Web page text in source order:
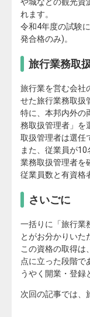
れます。
令和4年度の試験
発合格のみ)。
旅行業務取
旅行業を営む会社
せた旅行業務取扱
特に、本邦内外の
務取扱管理者」を
取扱管理者は選任
また、従業員が
業務取扱管理者を
従業員数と有資格
さいごに
一括りに「旅行業
とがお分かりいた
この資格の取得は
点に立った段階で
うやく開業・登録
次回の記事では、